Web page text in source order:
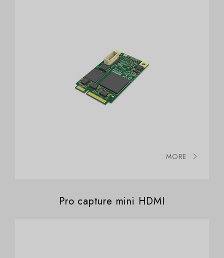
MORE
Pro capture mini HDMI